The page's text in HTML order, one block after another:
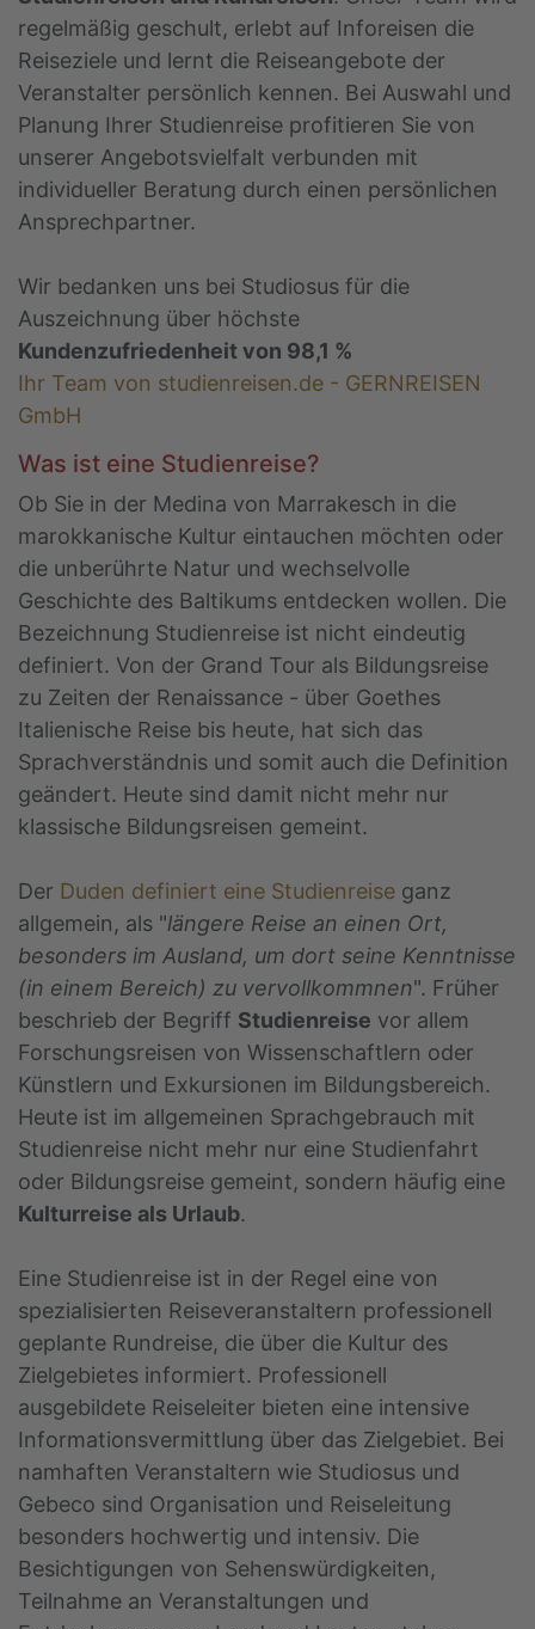
regelmäßig geschult, erlebt auf Inforeisen die
Reiseziele und lernt die Reiseangebote der
Veranstalter persönlich kennen. Bei Auswahl und
Planung Ihrer Studienreise profitieren Sie von
unserer Angebotsvielfalt verbunden mit
individueller Beratung durch einen persönlichen
Ansprechpartner.
Wir bedanken uns bei Studiosus für die
Auszeichnung über höchste
Kundenzufriedenheit von 98,1 %
Ihr Team von studienreisen.de - GERNREISEN
GmbH
Was ist eine Studienreise?
Ob Sie in der Medina von Marrakesch in die
marokkanische Kultur eintauchen möchten oder
die unberührte Natur und wechselvolle
Geschichte des Baltikums entdecken wollen. Die
Bezeichnung Studienreise ist nicht eindeutig
definiert. Von der Grand Tour als Bildungsreise
zu Zeiten der Renaissance - über Goethes
Italienische Reise bis heute, hat sich das
Sprachverständnis und somit auch die Definition
geändert. Heute sind damit nicht mehr nur
klassische Bildungsreisen gemeint.
Der Duden definiert eine Studienreise ganz
allgemein, als "längere Reise an einen Ort,
besonders im Ausland, um dort seine Kenntnisse
(in einem Bereich) zu vervollkommnen". Früher
beschrieb der Begriff Studienreise vor allem
Forschungsreisen von Wissenschaftlern oder
Künstlern und Exkursionen im Bildungsbereich.
Heute ist im allgemeinen Sprachgebrauch mit
Studienreise nicht mehr nur eine Studienfahrt
oder Bildungsreise gemeint, sondern häufig eine
Kulturreise als Urlaub.
Eine Studienreise ist in der Regel eine von
spezialisierten Reiseveranstaltern professionell
geplante Rundreise, die über die Kultur des
Zielgebietes informiert. Professionell
ausgebildete Reiseleiter bieten eine intensive
Informationsvermittlung über das Zielgebiet. Bei
namhaften Veranstaltern wie Studiosus und
Gebeco sind Organisation und Reiseleitung
besonders hochwertig und intensiv. Die
Besichtigungen von Sehenswürdigkeiten,
Teilnahme an Veranstaltungen und